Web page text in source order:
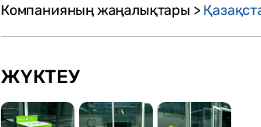
Компанияның жаңалықтары >
ЖҮКТЕУ